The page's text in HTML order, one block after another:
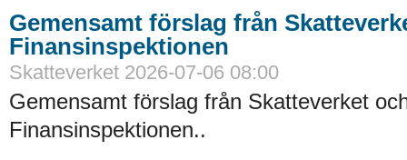
Gemensamt förslag från
Finansinspektionen
Skatteverket 2026-07-06 08:00
Gemensamt förslag från Skatteverket
Finansinspektionen..